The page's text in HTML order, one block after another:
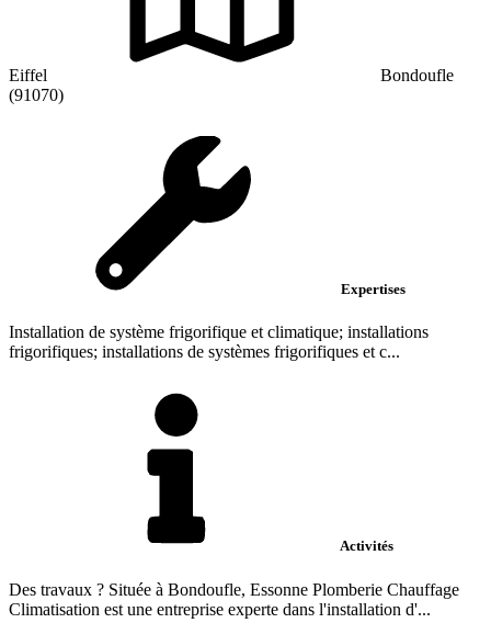
Eiffel
Bondoufle
(91070)
Expertises
Installation de système frigorifique et climatique; installations
frigorifiques; installations de systèmes frigorifiques et c...
Activités
Des travaux ? Située à Bondoufle, Essonne Plomberie Chauffage
Climatisation est une entreprise experte dans l'installation d'...